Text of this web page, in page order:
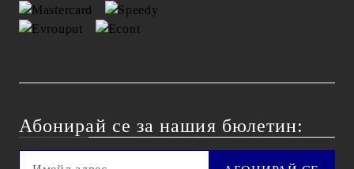
Абонирай се за нашия бюлетин: